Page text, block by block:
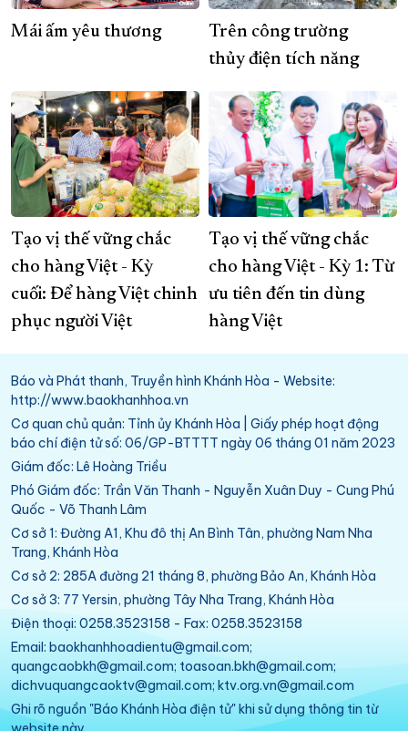
Mái ấm yêu thương
Trên công trường
thủy điện tích năng
Tạo vị thế vững chắc
cho hàng Việt - Kỳ
cuối: Để hàng Việt chinh
phục người Việt
Tạo vị thế vững chắc
cho hàng Việt - Kỳ 1: Từ
ưu tiên đến tin dùng
hàng Việt
Báo và Phát thanh, Truyền hình Khánh Hòa - Website:
http://www.baokhanhhoa.vn
Cơ quan chủ quản: Tỉnh ủy Khánh Hòa | Giấy phép hoạt động
báo chí điện tử số: 06/GP-BTTTT ngày 06 tháng 01 năm 2023
Giám đốc: Lê Hoàng Triều
Phó Giám đốc: Trần Văn Thanh - Nguyễn Xuân Duy - Cung Phú
Quốc - Võ Thanh Lâm
Cơ sở 1: Đường A1, Khu đô thị An Bình Tân, phường Nam Nha
Trang, Khánh Hòa
Cơ sở 2: 285A đường 21 tháng 8, phường Bảo An, Khánh Hòa
Cơ sở 3: 77 Yersin, phường Tây Nha Trang, Khánh Hòa
Điện thoại: 0258.3523158 - Fax: 0258.3523158
Email: baokhanhhoadientu@gmail.com;
quangcaobkh@gmail.com; toasoan.bkh@gmail.com;
dichvuquangcaoktv@gmail.com; ktv.org.vn@gmail.com
Ghi rõ nguồn "Báo Khánh Hòa điện tử" khi sử dụng thông tin từ